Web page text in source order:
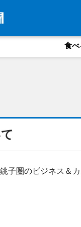
食べ
子圏のビジネス＆